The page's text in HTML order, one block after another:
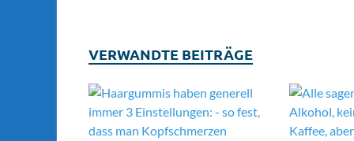
VERWANDTE BEITRÄGE